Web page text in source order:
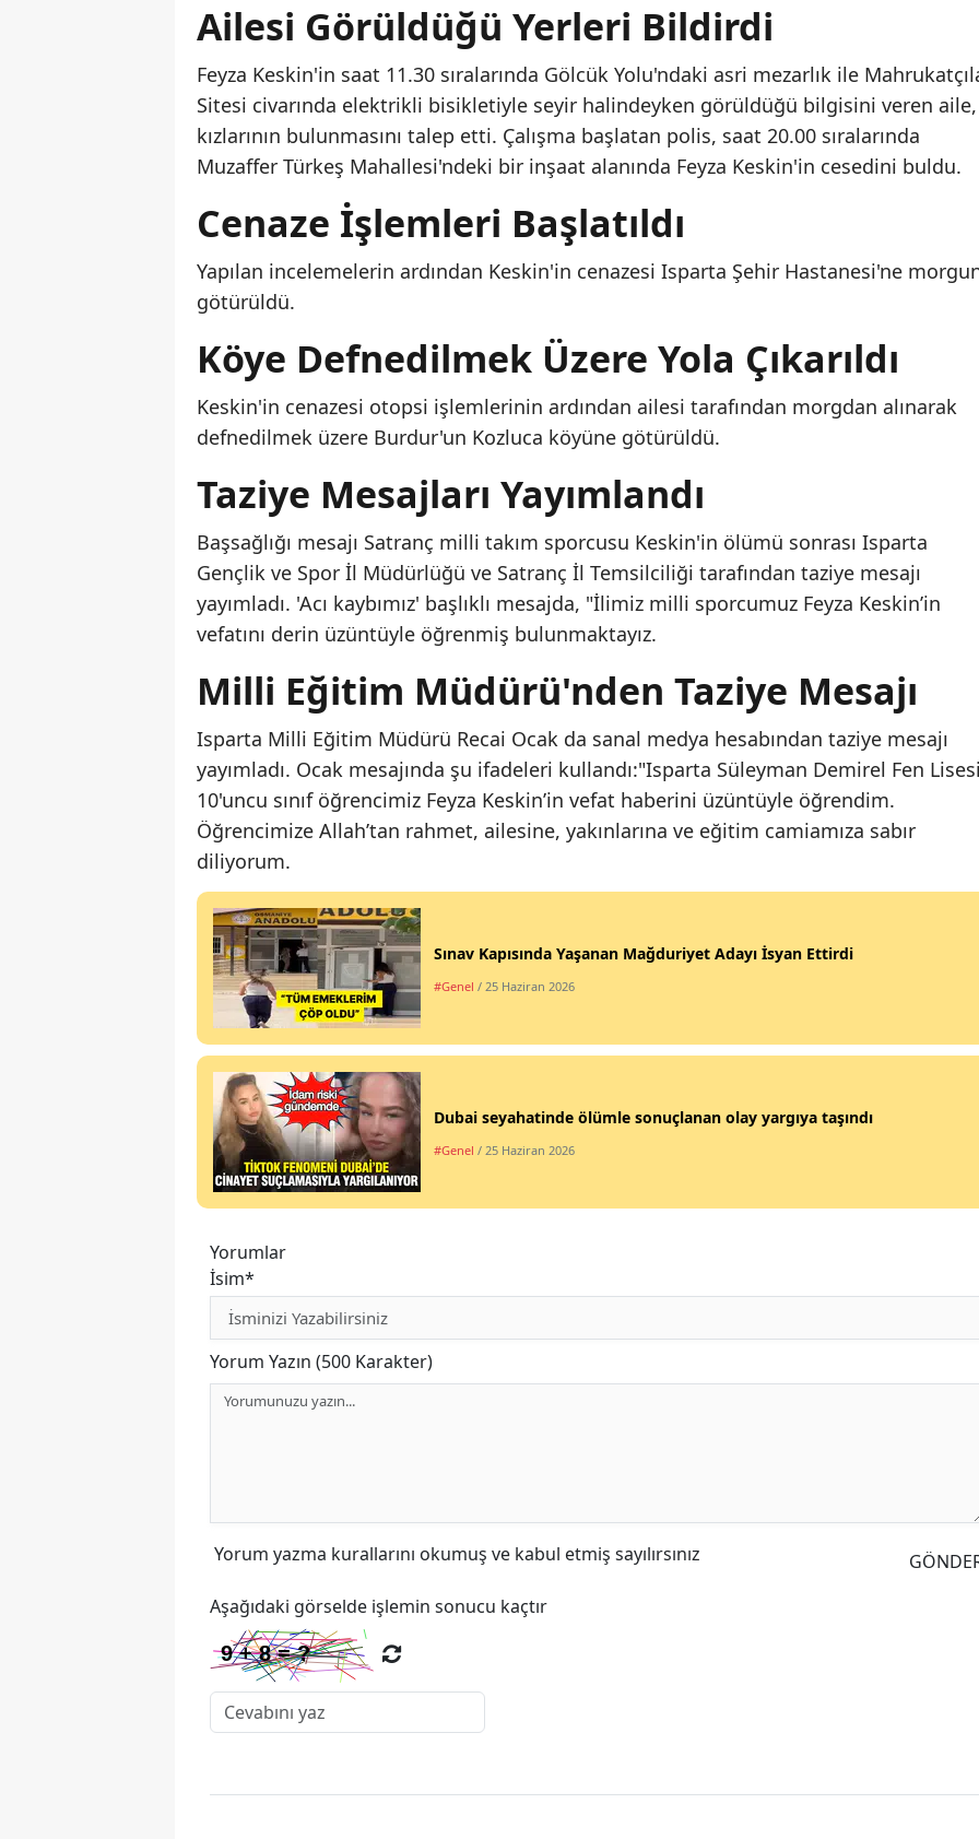
Ailesi Görüldüğü Yerleri Bildirdi
Feyza Keskin'in saat 11.30 sıralarında Gölcük Yolu'ndaki asri mezarlık ile
Sitesi civarında elektrikli bisikletiyle seyir halindeyken görüldüğü bilgisini veren aile,
kızlarının bulunmasını talep etti. Çalışma başlatan polis, saat 20.00 sıralarında
Muzaffer Türkeş Mahallesi'ndeki bir inşaat alanında Feyza Keskin'in cesedini buldu.
Cenaze İşlemleri Başlatıldı
Yapılan incelemelerin ardından Keskin'in cenazesi Isparta Şehir Hastanesi'ne
götürüldü.
Köye Defnedilmek Üzere Yola Çıkarıldı
Keskin'in cenazesi otopsi işlemlerinin ardından ailesi tarafından morgdan alınarak
defnedilmek üzere Burdur'un Kozluca köyüne götürüldü.
Taziye Mesajları Yayımlandı
Başsağlığı mesajı Satranç milli takım sporcusu Keskin'in ölümü sonrası Isparta
Gençlik ve Spor İl Müdürlüğü ve Satranç İl Temsilciliği tarafından taziye mesajı
yayımladı. 'Acı kaybımız' başlıklı mesajda, "İlimiz milli sporcumuz Feyza Keskin’in
vefatını derin üzüntüyle öğrenmiş bulunmaktayız.
Milli Eğitim Müdürü'nden Taziye Mesajı
Isparta Milli Eğitim Müdürü Recai Ocak da sanal medya hesabından taziye mesajı
yayımladı. Ocak mesajında şu ifadeleri kullandı:"Isparta Süleyman Demirel Fen
10'uncu sınıf öğrencimiz Feyza Keskin’in vefat haberini üzüntüyle öğrendim.
Öğrencimize Allah’tan rahmet, ailesine, yakınlarına ve eğitim camiamıza sabır
diliyorum.
Sınav Kapısında Yaşanan Mağduriyet Adayı İsyan Ettirdi
#Genel / 25 Haziran 2026
Dubai seyahatinde ölümle sonuçlanan olay yargıya taşındı
#Genel / 25 Haziran 2026
Yorumlar
İsim*
Yorum Yazın (500 Karakter)
Yorum yazma kurallarını okumuş ve kabul etmiş sayılırsınız
Aşağıdaki görselde işlemin sonucu kaçtır